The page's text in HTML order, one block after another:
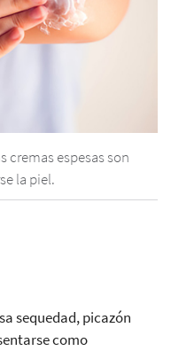
cremas espesas son
la piel.
sequedad, picazón
como